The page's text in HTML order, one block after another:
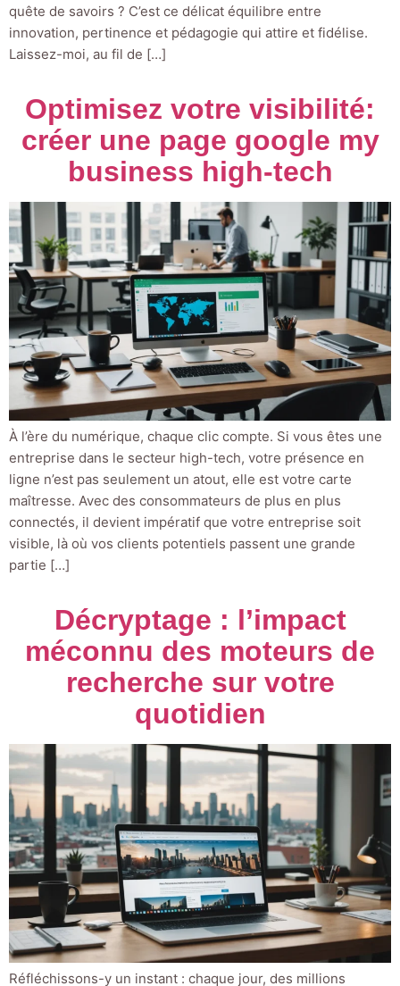
quête de savoirs ? C’est ce délicat équilibre entre
innovation, pertinence et pédagogie qui attire et fidélise.
Laissez-moi, au fil de […]
Optimisez votre visibilité:
créer une page google my
business high-tech
À l’ère du numérique, chaque clic compte. Si vous êtes une
entreprise dans le secteur high-tech, votre présence en
ligne n’est pas seulement un atout, elle est votre carte
maîtresse. Avec des consommateurs de plus en plus
connectés, il devient impératif que votre entreprise soit
visible, là où vos clients potentiels passent une grande
partie […]
Décryptage : l’impact
méconnu des moteurs de
recherche sur votre
quotidien
Réfléchissons-y un instant : chaque jour, des millions